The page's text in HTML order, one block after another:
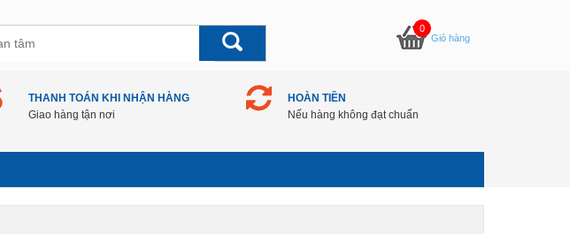
0
Giỏ hàng
THANH TOÁN KHI NHẬN HÀNG
Giao hàng tận nơi
HOÀN TIỀN
Nếu hàng không đạt chuẩn